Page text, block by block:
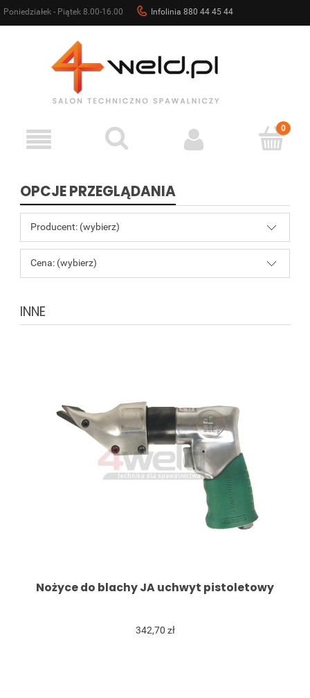
Poniedziałek - Piątek 8.00-16.00 Infolinia 880 44 45 44
OPCJE PRZEGLĄDANIA
Producent: (wybierz)
Cena: (wybierz)
INNE
Nożyce do blachy JA uchwyt pistoletowy
342,70 zł